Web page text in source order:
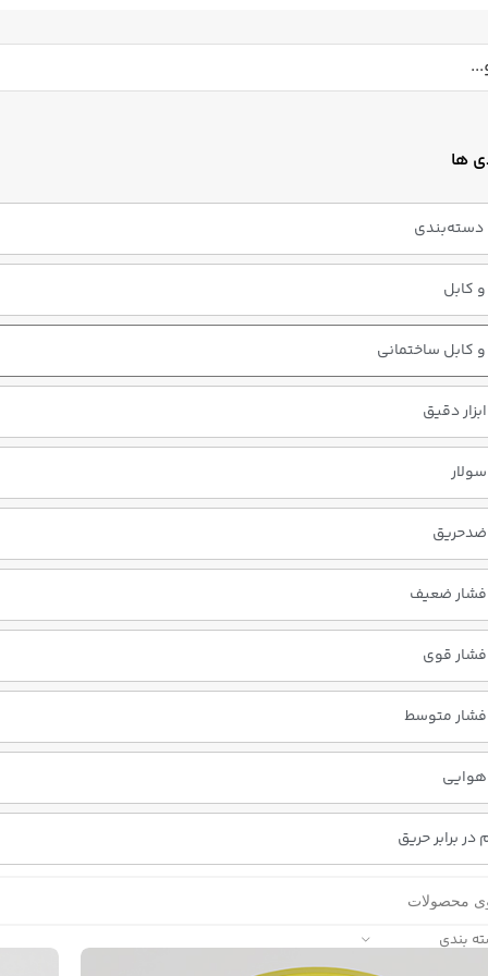
ها
دسته‌بندی
کابل
کابل ساختمانی
دقیق
ضدحریق
فشار ضعیف
قوی
فشار متوسط
در برابر حریق
بندی